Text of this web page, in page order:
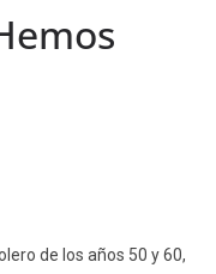
de los años 50 y 60,